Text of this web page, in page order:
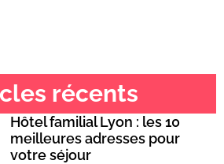
récents
Hôtel familial Lyon : les 10
meilleures adresses pour
votre séjour